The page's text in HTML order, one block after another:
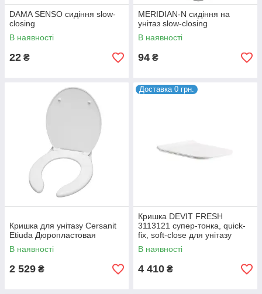
DAMA SENSO сидіння slow-
closing
В наявності
22 ₴
MERIDIAN-N сидіння на
унітаз slow-closing
В наявності
94 ₴
Кришка для унітазу Cersanit
Etiuda Дюропластовая
В наявності
2 529 ₴
Доставка 0 грн.
Кришка DEVIT FRESH
3113121 супер-тонка, quick-
fix, soft-close для унітазу
3110121/3120121
В наявності
4 410 ₴